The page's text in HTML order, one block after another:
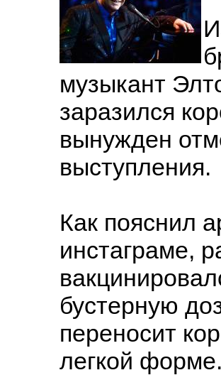
музыкант
заразился
вынужден
выступления.
Как пояснил
инстаграме,
бустерную
переносит
легкой